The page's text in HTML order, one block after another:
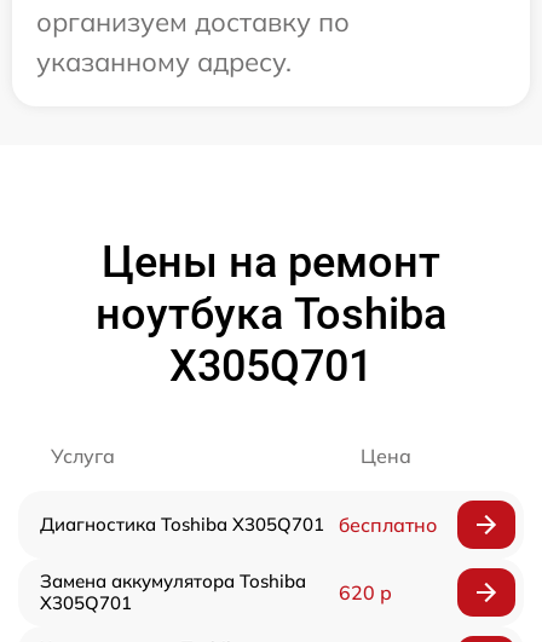
организуем доставку по
указанному адресу.
Цены на ремонт
ноутбука Toshiba
X305Q701
Услуга Цена
Диагностика Toshiba X305Q701 бесплатно
Замена аккумулятора Toshiba
X305Q701
620 р